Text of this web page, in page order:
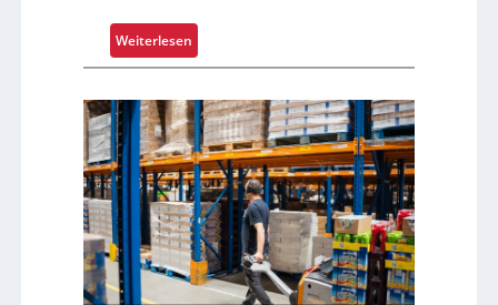
Weiterlesen:
K
a
g
a
r
m
-
U
n